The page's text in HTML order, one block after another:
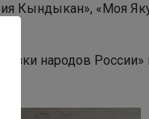
Кындыкан», «Моя
народов